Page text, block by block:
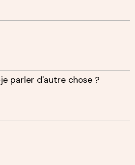
parler d'autre chose ?